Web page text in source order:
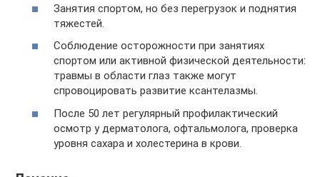
Занятия спортом, но без перегрузок и поднятия
тяжестей.
Соблюдение осторожности при занятиях
спортом или активной физической деятельности:
травмы в области глаз также могут
спровоцировать развитие ксантелазмы.
После 50 лет регулярный профилактический
осмотр у дерматолога, офтальмолога, проверка
уровня сахара и холестерина в крови.